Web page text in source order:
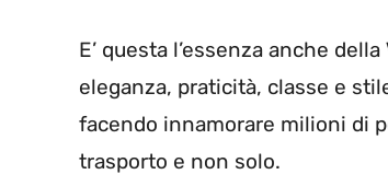
E’ questa l’essenza anche della
eleganza, praticità, classe e
facendo innamorare milioni di
trasporto e non solo.